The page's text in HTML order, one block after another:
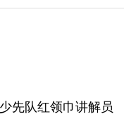
先队红领巾讲解员